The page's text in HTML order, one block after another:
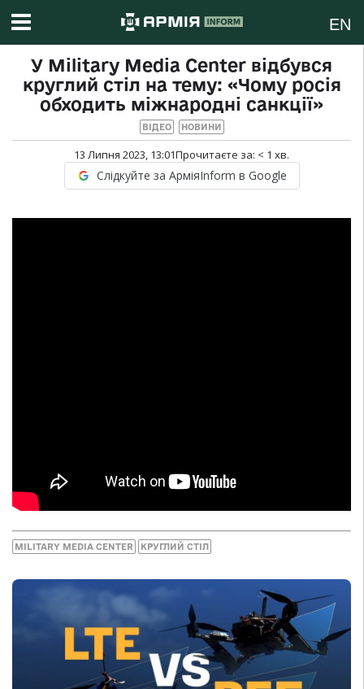
EN
У Military Media Center відбувся
круглий стіл на тему: «Чому росія
обходить міжнародні санкції»
ВІДЕО НОВИНИ
13 Липня 2023, 13:01Прочитаєте за: < 1 хв.
Слідкуйте за АрміяInform в Google
MILITARY MEDIA CENTER КРУГЛИЙ СТІЛ